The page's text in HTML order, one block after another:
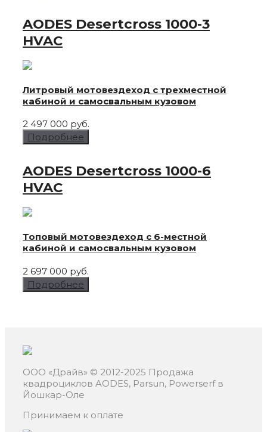
AODES Desertcross 1000-3
HVAC
Литровый мотовездеход с трехместной
кабиной и самосвальным кузовом
2 497 000 руб.
Подробнее
AODES Desertcross 1000-6
HVAC
Топовый мотовездеход с 6-местной
кабиной и самосвальным кузовом
2 697 000 руб.
Подробнее
ООО «Драйв» © 2012-2025 Продажа
квадроциклов AODES, Parsun, Powerserf в
Йошкар-Оле
Принимаем к оплате